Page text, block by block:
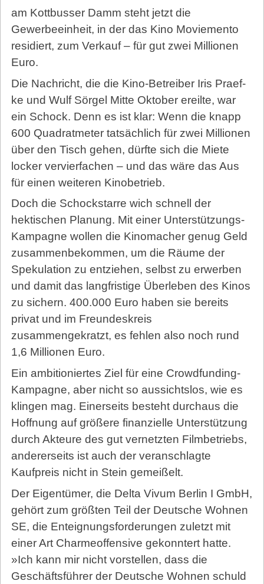
am Kottbusser Damm steht jetzt die
Gewerbeeinheit, in der das Kino Moviemento
residiert, zum Verkauf – für gut zwei Millionen
Euro.
Die Nachricht, die die Kino-Betreiber Iris Praef­
ke und Wulf Sörgel Mitte Oktober ereilte, war
ein Schock. Denn es ist klar: Wenn die knapp
600 Quadratmeter tatsächlich für zwei Millionen
über den Tisch gehen, dürfte sich die Miete
locker vervierfachen – und das wäre das Aus
für einen weiteren Kinobetrieb.
Doch die Schockstarre wich schnell der
hektischen Planung. Mit einer Unterstützungs-
Kampagne wollen die Kinomacher genug Geld
zusammenbekommen, um die Räume der
Spekulation zu entziehen, selbst zu erwerben
und damit das langfristige Überleben des Kinos
zu sichern. 400.000 Euro haben sie bereits
privat und im Freundeskreis
zusammengekratzt, es fehlen also noch rund
1,6 Millionen Euro.
Ein ambitioniertes Ziel für eine Crowdfunding-
Kampagne, aber nicht so aussichtslos, wie es
klingen mag. Einerseits besteht durchaus die
Hoffnung auf größere finanzielle Unterstützung
durch Akteure des gut vernetzten Filmbetriebs,
andererseits ist auch der veranschlagte
Kaufpreis nicht in Stein gemeißelt.
Der Eigentümer, die Delta Vivum Berlin I GmbH,
gehört zum größten Teil der Deutsche Wohnen
SE, die Enteignungsforderungen zuletzt mit
einer Art Charmeoffensive gekonntert hatte.
»Ich kann mir nicht vorstellen, dass die
Geschäftsführer der Deutsche Wohnen schuld